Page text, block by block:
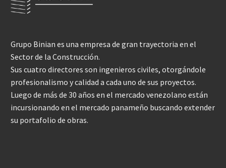
Grupo Binian es una empresa de gran trayectoria en el
Sector de la Construcción.
Sus cuatro directores son ingenieros civiles, otorgándole
profesionalismo y calidad a cada uno de sus proyectos.
Luego de más de 30 años en el mercado venezolano están
incursionando en el mercado panameño buscando extender
su portafolio de obras.